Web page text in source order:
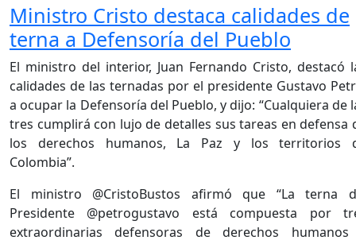
Ministro Cristo destaca calidades de
terna a Defensoría del Pueblo
El ministro del interior, Juan Fernando Cristo, destacó
calidades de las ternadas por el presidente Gustavo
a ocupar la Defensoría del Pueblo, y dijo: “Cualquiera de
tres cumplirá con lujo de detalles sus tareas en defensa
los derechos humanos, La Paz y los territorios
Colombia”.
El ministro @CristoBustos afirmó que “La terna
Presidente @petrogustavo está compuesta por
extraordinarias defensoras de derechos